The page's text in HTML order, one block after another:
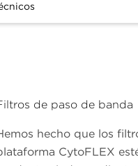
de paso de banda
hecho que los
CytoFLEX